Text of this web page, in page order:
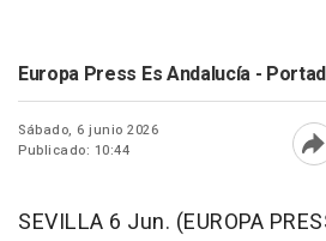
Europa Press Es Andalucía -
Sábado, 6 junio 2026
Publicado: 10:44
SEVILLA 6 Jun. (EUROPA